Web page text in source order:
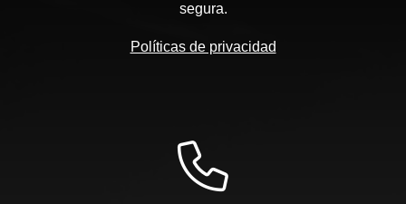
segura.
Políticas de privacidad